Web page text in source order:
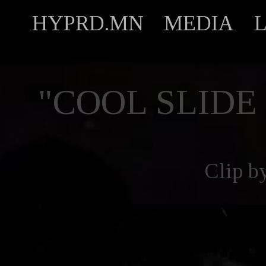
HYPRD.MN MEDIA
"COOL
Clip